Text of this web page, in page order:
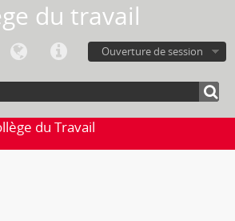
du travail
Ouverture de session
du Travail